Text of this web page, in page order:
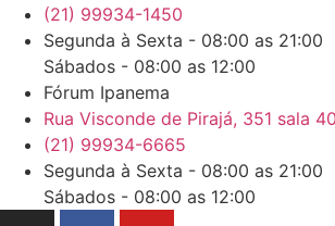
(21) 99934-1450
Segunda à Sexta - 08:00 as 21:00
Sábados - 08:00 as 12:00
Fórum Ipanema
Rua Visconde de Pirajá, 351 sala
(21) 99934-6665
Segunda à Sexta - 08:00 as 21:00
Sábados - 08:00 as 12:00